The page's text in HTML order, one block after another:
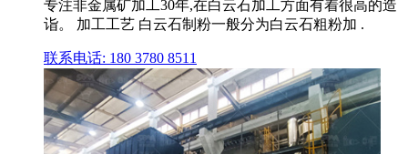
专注非金属矿加工30年,在白云石加工方面有着很高的造
诣。 加工工艺 白云石制粉一般分为白云石粗粉加 .
联系电话: 180 3780 8511